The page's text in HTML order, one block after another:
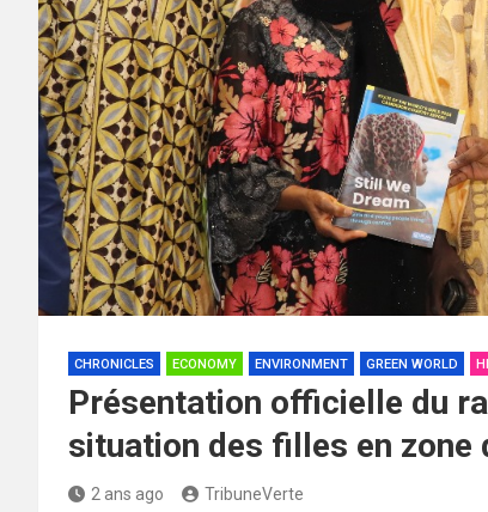
CHRONICLES ECONOMY ENVIRONMENT GREEN WORLD
Présentation officielle du
situation des filles en zone
2 ans ago TribuneVerte